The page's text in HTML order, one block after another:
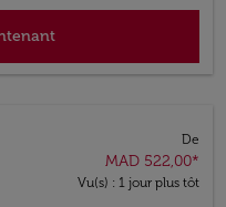
De
MAD 522,00*
Vu(s) : 1 jour plus tôt